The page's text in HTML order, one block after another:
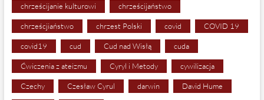
chrześcijanie kulturowi chrześcijaństwo
chrześcjiaństwo chrzest Polski covid COVID 19
covid19 cud Cud nad Wisłą cuda
Ćwiczenia z ateizmu Cyryl i Metody cywilizacja
Czechy Czesław Cyrul darwin David Hume